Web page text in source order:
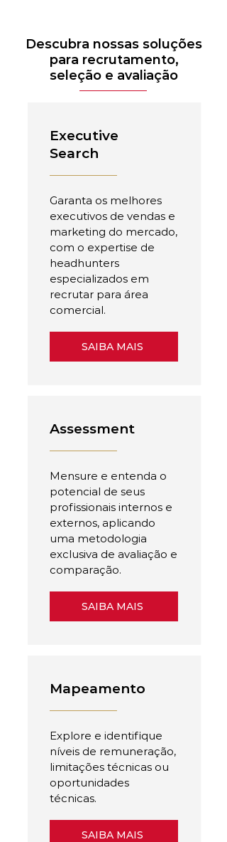
Descubra nossas soluções
para recrutamento,
seleção e avaliação
Executive
Search
Garanta os melhores
executivos de vendas e
marketing do mercado,
com o expertise de
headhunters
especializados em
recrutar para área
comercial.
SAIBA MAIS
Assessment
Mensure e entenda o
potencial de seus
profissionais internos e
externos, aplicando
uma metodologia
exclusiva de avaliação e
comparação.
SAIBA MAIS
Mapeamento
Explore e identifique
níveis de remuneração,
limitações técnicas ou
oportunidades
técnicas.
SAIBA MAIS